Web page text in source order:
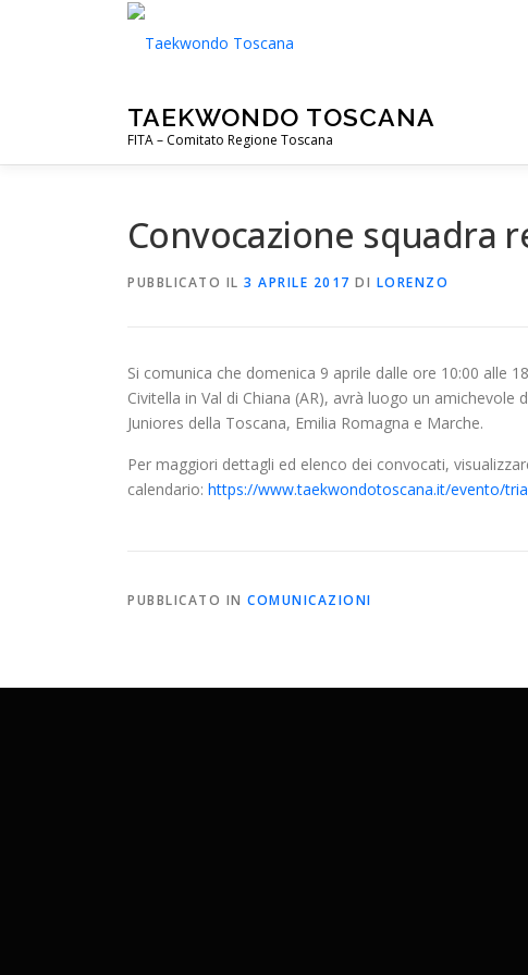
TAEKWONDO TOSCANA
FITA – Comitato Regione Toscana
Convocazione squadra
PUBBLICATO IL 3 APRILE 2017 DI LORENZO
Si comunica che domenica 9 aprile dalle ore 10:00 alle
Civitella in Val di Chiana (AR), avrà luogo un
Juniores della Toscana, Emilia Romagna e Marche.
Per maggiori dettagli ed elenco dei convocati,
calendario: https://www.taekwondotoscana.it/evento/
PUBBLICATO IN COMUNICAZIONI